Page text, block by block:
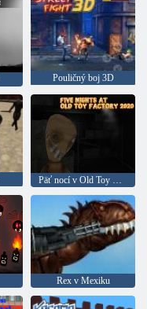
Pouličný boj 3D
Päť nocí v Old Toy Factory 2020
Rex v Mexiku